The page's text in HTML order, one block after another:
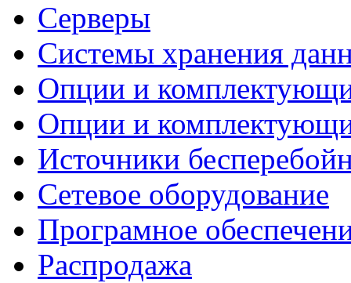
Серверы
Системы хранения
Опции и
Опции и
Источники
Сетевое оборудование
Програмное
Распродажа